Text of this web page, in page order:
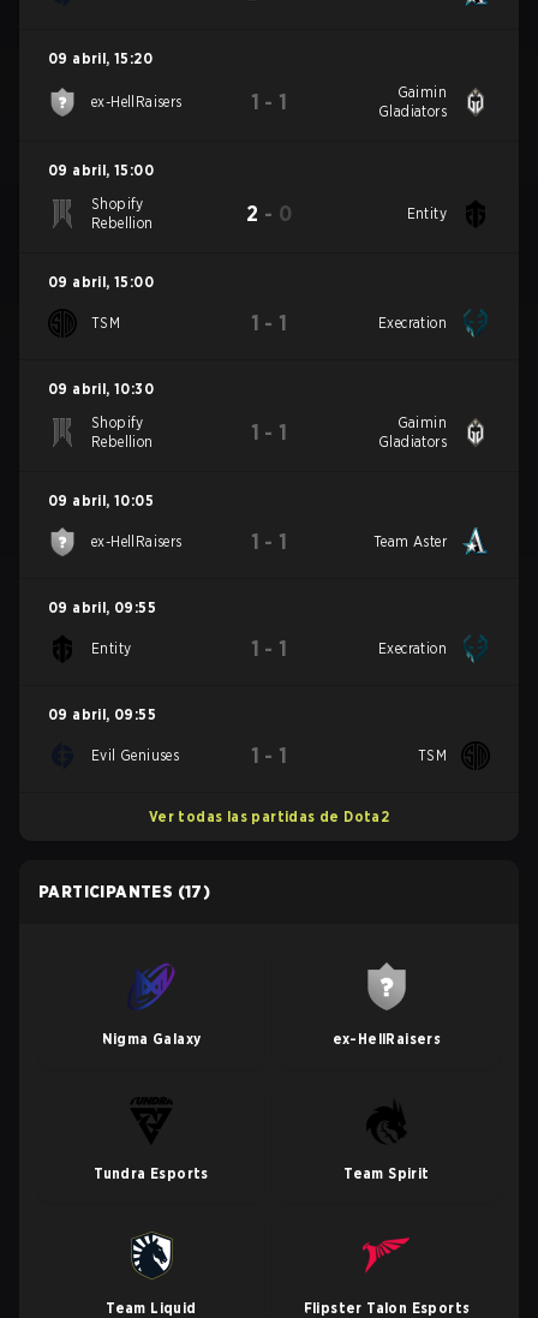
09 abril, 15:20
ex-HellRaisers 1 - 1
Gaimin
Gladiators
09 abril, 15:00
Shopify
Rebellion
2 - 0 Entity
09 abril, 15:00
TSM 1 - 1 Execration
09 abril, 10:30
Shopify
Rebellion
1 - 1
Gaimin
Gladiators
09 abril, 10:05
ex-HellRaisers 1 - 1 Team Aster
09 abril, 09:55
Entity 1 - 1 Execration
09 abril, 09:55
Evil Geniuses 1 - 1 TSM
Ver todas las partidas de Dota2
PARTICIPANTES (17)
Nigma Galaxy ex-HellRaisers
Tundra Esports Team Spirit
Team Liquid Flipster Talon Esports